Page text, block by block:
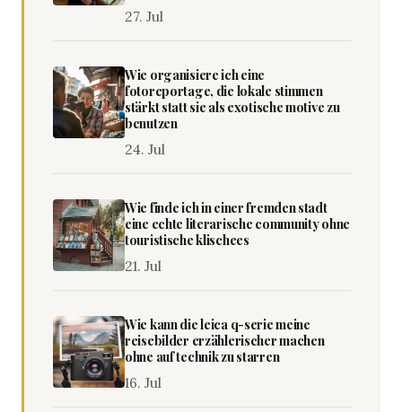
27. Jul
Wie organisiere ich eine
fotoreportage, die lokale stimmen
stärkt statt sie als exotische motive zu
benutzen
24. Jul
Wie finde ich in einer fremden stadt
eine echte literarische community ohne
touristische klischees
21. Jul
Wie kann die leica q-serie meine
reisebilder erzählerischer machen
ohne auf technik zu starren
16. Jul